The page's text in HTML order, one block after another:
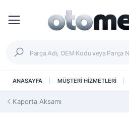
ANASAYFA MÜŞTERİ HİZMETLERİ
Kaporta Aksamı